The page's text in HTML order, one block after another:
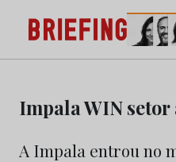
content
Briefing: Todas as
Marketing e da
Impala WIN setor
A Impala entrou no